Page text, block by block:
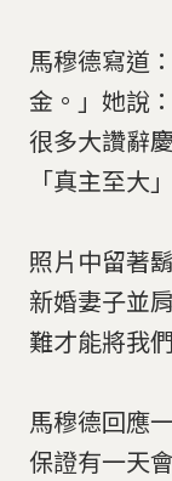
馬穆德寫道
金。」她說
很多大讚辭
「真主至大
照片中留著
新婚妻子並
難才能將我
馬穆德回應
保證有一天